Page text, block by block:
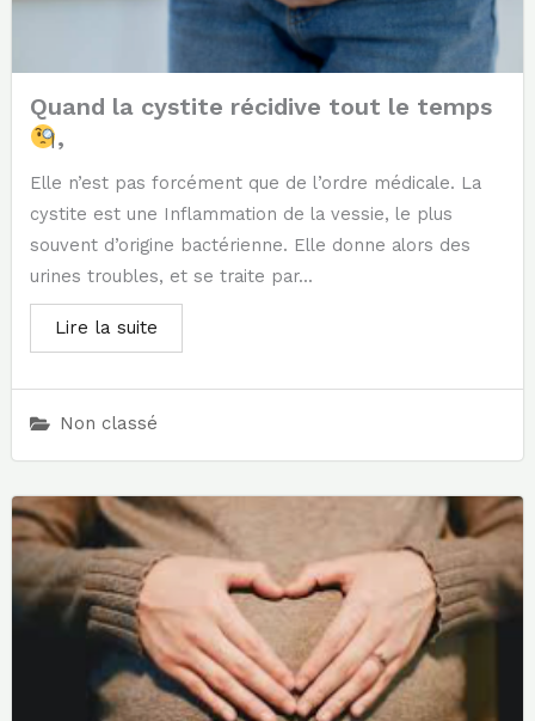
Quand la cystite récidive tout le temps
,
Non classé
Elle n’est pas forcément que de l’ordre médicale. La
cystite est une Inflammation de la vessie, le plus
souvent d’origine bactérienne. Elle donne alors des
urines troubles, et se traite par...
Lire la suite